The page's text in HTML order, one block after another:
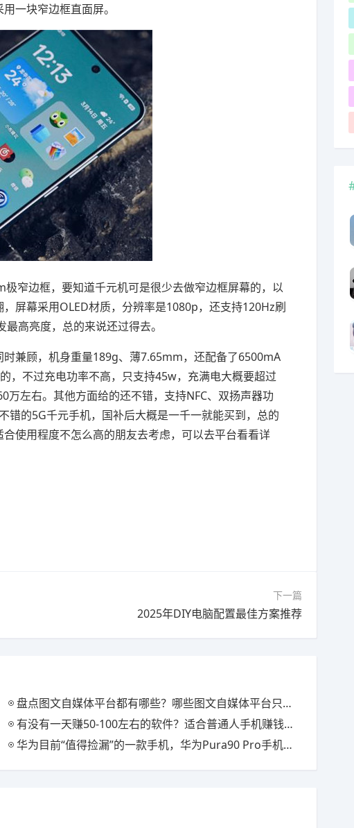
一块窄边框直面屏。
窄边框，要知道千元机可是很少去做窄边框屏幕的，以
屏幕采用OLED材质，分辨率是1080p，还支持120Hz刷
高亮度，总的来说还过得去。
兼顾，机身重量189g、薄7.65mm，还配备了6500mA
，不过充电功率不高，只支持45w，充满电大概要超过
左右。其他方面给的还不错，支持NFC、双扬声器功
错的5G千元手机，国补后大概是一千一就能买到，总的
使用程度不怎么高的朋友去考虑，可以去平台看看详
下一篇
2025年DIY电脑配置最佳方案推荐
盘点图文自媒体平台都有哪些？哪些图文自媒体平台只要发文章就可以赚钱？
有没有一天赚50-100左右的软件？适合普通人手机赚钱的软件分享
华为目前“值得捡漏”的一款手机，华为Pura90 Pro手机怎么样？